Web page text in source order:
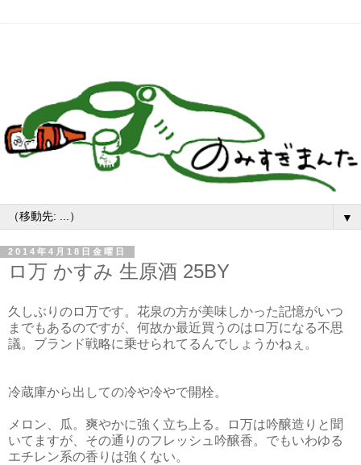
▼
2014年4月18日金曜日
ロ万 かすみ 生原酒 25BY
久しぶりのロ万です。花泉の方が美味しかった記憶がいつ
までもあるのですが、何故か最近買うのはロ万になる不思
議。ブランド戦略に乗せられてるんでしょうかねぇ。
冷蔵庫から出しての冷や冷やで開栓。
メロン、瓜。爽やかに強く立ち上る。ロ万は吟醸造りと聞
いてますが、その通りのフレッシュ吟醸香。でもいわゆる
エチレン系の香りは強くない。